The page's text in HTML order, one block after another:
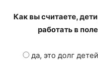
Как вы считаете,
работать в
да, это долг детей